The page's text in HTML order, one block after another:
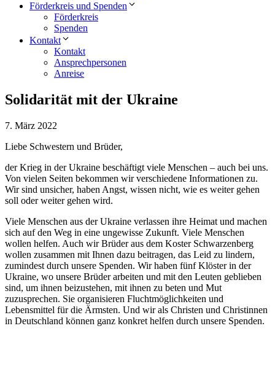
Förderkreis und Spenden
Förderkreis
Spenden
Kontakt
Kontakt
Ansprechpersonen
Anreise
Solidarität mit der Ukraine
7. März 2022
Liebe Schwestern und Brüder,
der Krieg in der Ukraine beschäftigt viele Menschen – auch bei uns.
Von vielen Seiten bekommen wir verschiedene Informationen zu.
Wir sind unsicher, haben Angst, wissen nicht, wie es weiter gehen
soll oder weiter gehen wird.
Viele Menschen aus der Ukraine verlassen ihre Heimat und machen
sich auf den Weg in eine ungewisse Zukunft. Viele Menschen
wollen helfen. Auch wir Brüder aus dem Koster Schwarzenberg
wollen zusammen mit Ihnen dazu beitragen, das Leid zu lindern,
zumindest durch unsere Spenden. Wir haben fünf Klöster in der
Ukraine, wo unsere Brüder arbeiten und mit den Leuten geblieben
sind, um ihnen beizustehen, mit ihnen zu beten und Mut
zuzusprechen. Sie organisieren Fluchtmöglichkeiten und
Lebensmittel für die Ärmsten. Und wir als Christen und Christinnen
in Deutschland können ganz konkret helfen durch unsere Spenden.